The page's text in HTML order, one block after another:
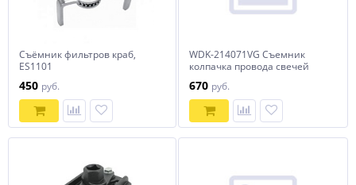
Съёмник фильтров краб,
ES1101
450 руб.
WDK-214071VG Съемник
колпачка провода свечей
Audi
670 руб.